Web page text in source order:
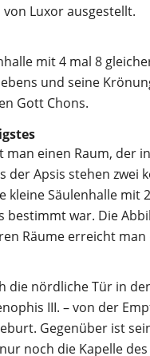
Luxor ausgestellt.
mit 4 mal 8
und seine
Gott Chons.
einen Raum, der
Apsis stehen zwei
kleine Säulenhalle mit
bestimmt war. Die
Räume erreicht
die nördliche Tür in
III. – von der
Gegenüber ist
noch die Kapelle